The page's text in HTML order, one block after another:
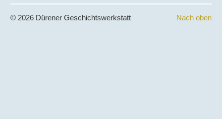
Nach oben
© 2026 Dürener Geschichtswerkstatt